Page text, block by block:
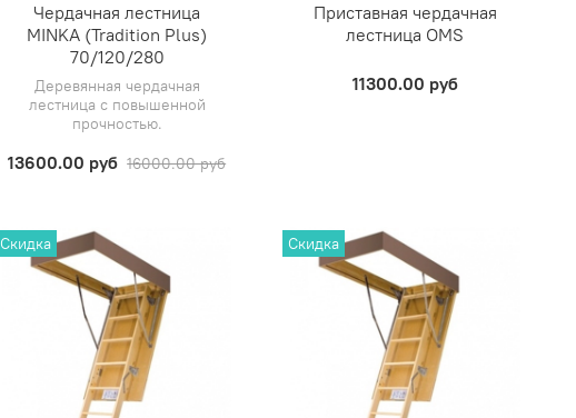
Чердачная лестница
MINKA (Tradition Plus)
70/120/280
Деревянная чердачная
лестница с повышенной
прочностью.
13600.00 руб 16000.00 руб
Приставная чердачная
лестница OMS
11300.00 руб
Скидка Скидка